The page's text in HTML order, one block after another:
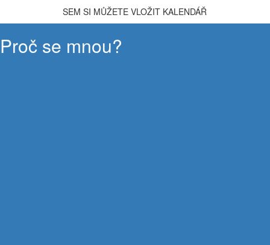
SEM SI MŮŽETE VLOŽIT KALENDÁŘ
Proč se mnou?